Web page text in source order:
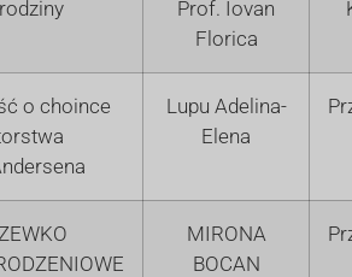
Prof. Iovan
Florica
o choince
Lupu Adelina-
Elena
MIRONA
BOCAN